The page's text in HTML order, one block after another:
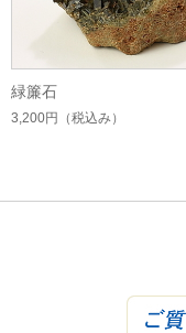
緑簾石
3,200円 （税込み）